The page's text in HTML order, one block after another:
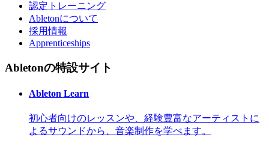
認定トレーニング
Abletonについて
採用情報
Apprenticeships
Abletonの特設サイト
Ableton Learn
初心者向けのレッスンや、経験豊富なアーティストに
よるサウンドから、音楽制作を学べます。